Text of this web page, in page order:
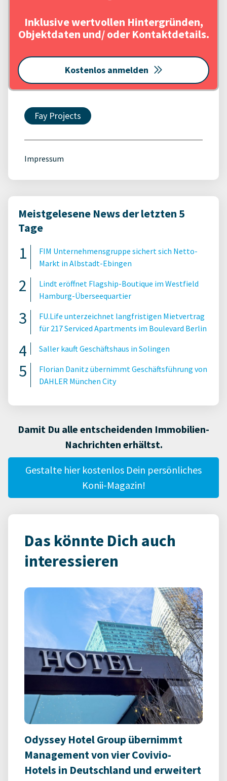
Inklusive wertvollen Hintergründen,
Objektdaten und/ oder Kontaktdetails.
Kostenlos anmelden
Fay Projects
Impressum
Meistgelesene News der letzten 5
Tage
FIM Unternehmensgruppe sichert sich Netto-
Markt in Albstadt-Ebingen
Lindt eröffnet Flagship-Boutique im Westfield
Hamburg-Überseequartier
FU.Life unterzeichnet langfristigen Mietvertrag
für 217 Serviced Apartments im Boulevard Berlin
Saller kauft Geschäftshaus in Solingen
Florian Danitz übernimmt Geschäftsführung von
DAHLER München City
Damit Du alle entscheidenden Immobilien-
Nachrichten erhältst.
Gestalte hier kostenlos Dein persönliches
Konii-Magazin!
Das könnte Dich auch
interessieren
Odyssey Hotel Group übernimmt
Management von vier Covivio-
Hotels in Deutschland und erweitert